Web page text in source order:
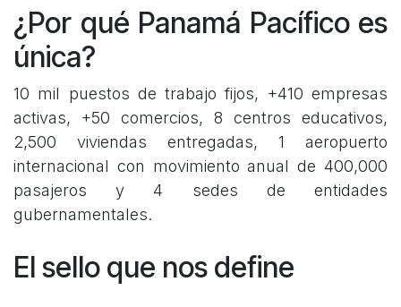
¿Por qué Panamá Pacífico es
única?
10 mil puestos de trabajo fijos, +410 empresas
activas, +50 comercios, 8 centros educativos,
2,500 viviendas entregadas, 1 aeropuerto
internacional con movimiento anual de 400,000
pasajeros y 4 sedes de entidades
gubernamentales.
El sello que nos define